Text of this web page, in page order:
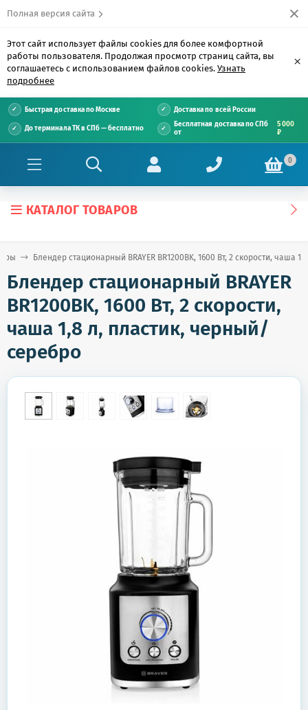
Полная версия сайта
Этот сайт использует файлы cookies для более комфортной
работы пользователя. Продолжая просмотр страниц сайта, вы
соглашаетесь с использованием файлов cookies. Узнать
подробнее
×
Быстрая доставка по Москве Доставка по всей России
До терминала ТК в СПб — бесплатно
Бесплатная доставка по СПб
от
5 000
₽
0
КАТАЛОГ ТОВАРОВ
Блендер стационарный BRAYER BR1200BK, 1600 Вт, 2 скорости, чаша
Блендер стационарный BRAYER
BR1200BK, 1600 Вт, 2 скорости,
чаша 1,8 л, пластик, черный/
серебро